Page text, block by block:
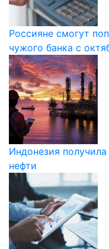
Россияне смогут
чужого банка с
Индонезия
нефти